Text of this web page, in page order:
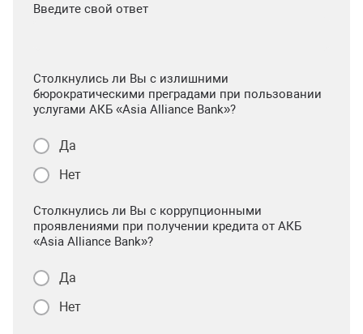
Введите свой ответ
Столкнулись ли Вы с излишними
бюрократическими преградами при пользовании
услугами АКБ «Asia Alliance Bank»?
Да
Нет
Столкнулись ли Вы с коррупционными
проявлениями при получении кредита от АКБ
«Asia Alliance Bank»?
Да
Нет